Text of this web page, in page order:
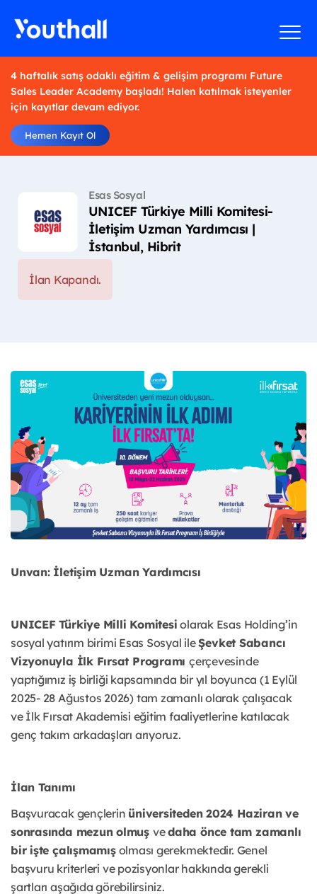
4 haftalık satış odaklı eğitim & gelişim programı Future
Sales Leader Academy başladı! Halen katılmak isteyenler
için kayıtlar devam ediyor.
Hemen Kayıt Ol
Esas Sosyal
UNICEF Türkiye Milli Komitesi-
İletişim Uzman Yardımcısı |
İstanbul, Hibrit
İlan Kapandı.
Unvan: İletişim Uzman Yardımcısı
UNICEF Türkiye Milli Komitesi olarak Esas Holding’in
sosyal yatırım birimi Esas Sosyal ileŞevket Sabancı
Vizyonuyla İlk Fırsat Programıçerçevesinde
yaptığımız iş birliği kapsamında bir yıl boyunca (1 Eylül
2025- 28 Ağustos 2026) tam zamanlı olarak çalışacak
ve İlk Fırsat Akademisi eğitim faaliyetlerine katılacak
genç takım arkadaşları arıyoruz.
İlan Tanımı
Başvuracak gençlerin üniversiteden 2024 Haziran ve
sonrasında mezun olmuş vedaha önce tam zamanlı
bir işte çalışmamışolması gerekmektedir. Genel
başvuru kriterleri ve pozisyonlar hakkında gerekli
şartları aşağıda görebilirsiniz.